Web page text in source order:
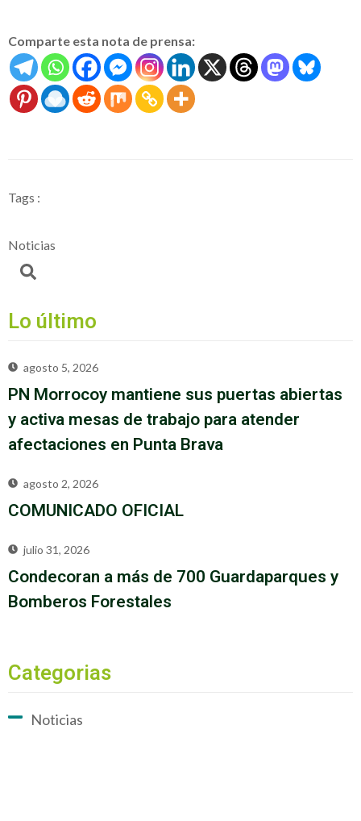
Comparte esta nota de prensa:
Tags :
Noticias
Lo último
agosto 5, 2026
PN Morrocoy mantiene sus puertas abiertas
y activa mesas de trabajo para atender
afectaciones en Punta Brava
agosto 2, 2026
COMUNICADO OFICIAL
julio 31, 2026
Condecoran a más de 700 Guardaparques y
Bomberos Forestales
Categorias
Noticias